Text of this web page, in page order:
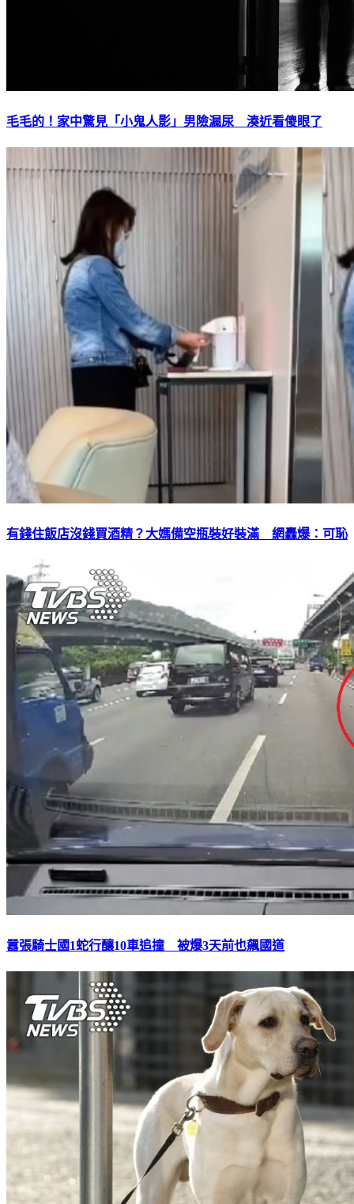
毛毛的！家中驚見「小鬼人影」男險漏尿 湊近看傻眼了
有錢住飯店沒錢買酒精？大媽備空瓶裝好裝滿 網轟爆：可恥
囂張騎士國1蛇行釀10車追撞 被爆3天前也飆國道